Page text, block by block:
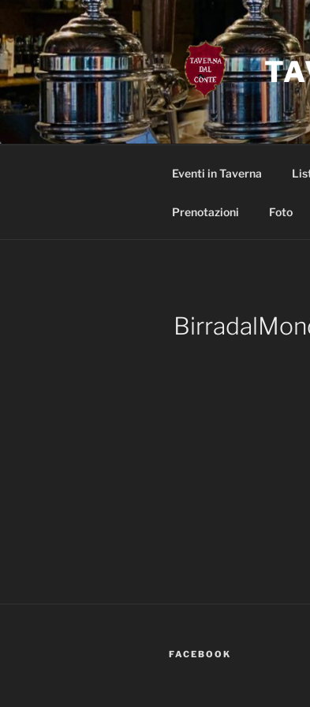
contenuto
Eventi in Taverna
Prenotazioni Foto
FACEBOOK